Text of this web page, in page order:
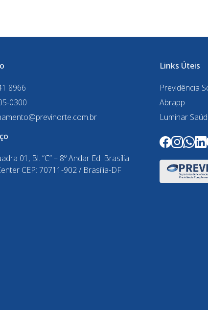
8966
0300
01, Bl. “C” – 8º Andar Ed. Brasília
CEP: 70711-902 / Brasília-DF
Links Úteis
Previdência
Abrapp
Luminar